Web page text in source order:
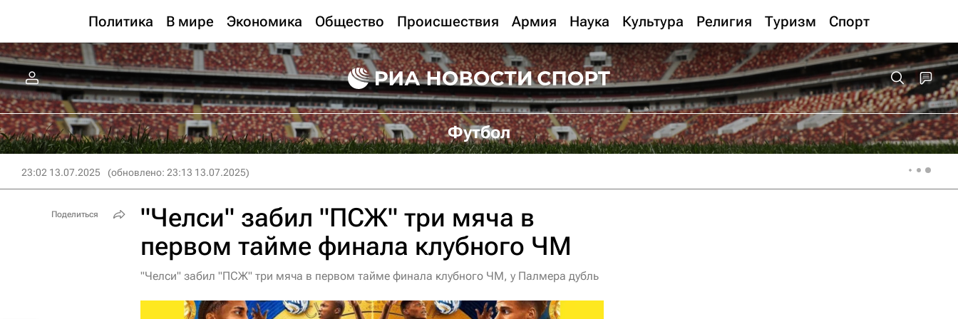
Политика В мире Экономика Общество Происшествия Армия Наука Культура Религия Туризм Спорт
Футбол
23:02 13.07.2025 (обновлено: 23:13 13.07.2025)
"Челси" забил "ПСЖ" три мяча в
первом тайме финала клубного ЧМ
"Челси" забил "ПСЖ" три мяча в первом тайме финала клубного ЧМ, у Палмера дубль
Поделиться